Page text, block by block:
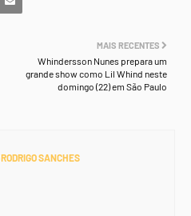
MAIS RECENTES
Whindersson Nunes prepara um
grande show como Lil Whind neste
domingo (22) em São Paulo
RODRIGO SANCHES